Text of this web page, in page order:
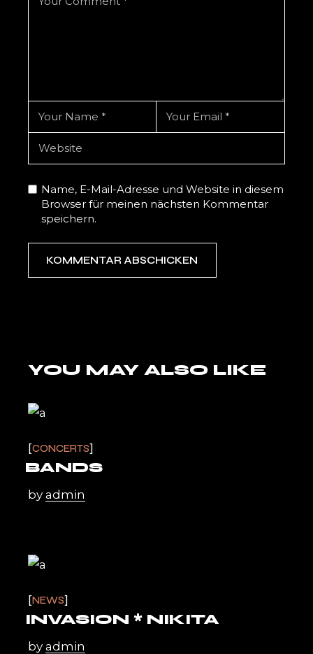
Name, E-Mail-Adresse und Website in diesem
Browser für meinen nächsten Kommentar
speichern.
KOMMENTAR ABSCHICKEN
YOU MAY ALSO LIKE
CONCERTS
BANDS
byadmin
NEWS
INVASION * NIKITA
byadmin